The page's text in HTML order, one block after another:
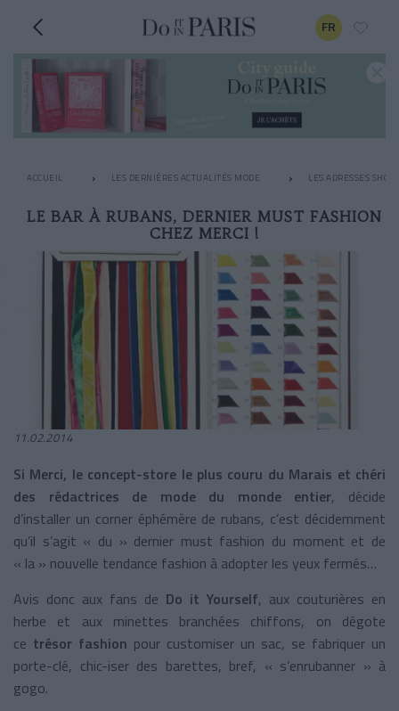
FR
ACCUEIL LES DERNIÈRES ACTUALITÉS MODE LES ADRESSES
LE BAR À RUBANS, DERNIER MUST FASHION
CHEZ MERCI !
11.02.2014
Si Merci, le concept-store le plus couru du Marais et chéri
des rédactrices de mode du monde entier, décide
d’installer un corner éphémère de rubans, c’est décidemment
qu’il s’agit « du » dernier must fashion du moment et de
« la » nouvelle tendance fashion à adopter les yeux fermés…
Avis donc aux fans de Do it Yourself, aux couturières en
herbe et aux minettes branchées chiffons, on dégote
ce trésor fashion pour customiser un sac, se fabriquer un
porte-clé, chic-iser des barettes, bref, « s’enrubanner » à
gogo.